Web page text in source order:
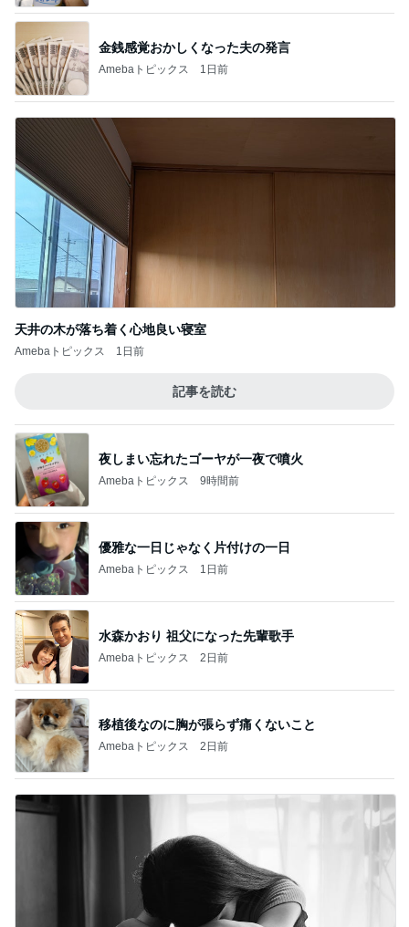
金銭感覚おかしくなった夫の発言
Amebaトピックス 1日前
天井の木が落ち着く心地良い寝室
Amebaトピックス 1日前
記事を読む
夜しまい忘れたゴーヤが一夜で噴火
Amebaトピックス 9時間前
優雅な一日じゃなく片付けの一日
Amebaトピックス 1日前
水森かおり 祖父になった先輩歌手
Amebaトピックス 2日前
移植後なのに胸が張らず痛くないこと
Amebaトピックス 2日前